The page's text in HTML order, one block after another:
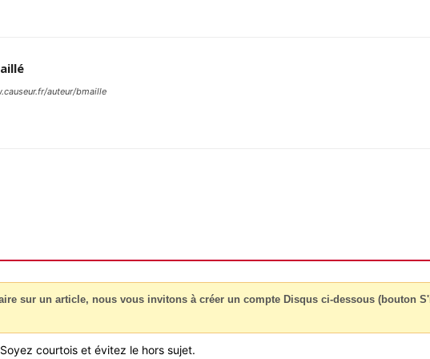
auteur/bmaille
sur un article, nous vous invitons à créer un compte Disqus ci-dessous (bouton
courtois et évitez le hors sujet.